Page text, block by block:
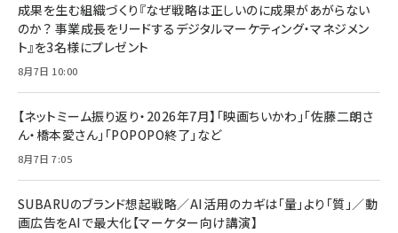
成果を生む組織づくり『なぜ戦略は正しいのに成果があがらない
のか？ 事業成長をリードするデジタルマーケティング・マネジメン
ト』を3名様にプレゼント
8月7日 10:00
【ネットミーム振り返り・2026年7月】「映画ちいかわ」「佐藤二朗さ
ん・橋本愛さん」「POPOPO終了」など
8月7日 7:05
SUBARUのブランド想起戦略／AI活用のカギは「量」より「質」／動
画広告をAIで最大化【マーケター向け講演】